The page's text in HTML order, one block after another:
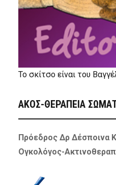
Το σκίτσο είναι του
ΑΚΟΣ-ΘΕΡΑΠΕΙΑ
Πρόεδρος Δρ Δέσποινα
Ογκολόγος-